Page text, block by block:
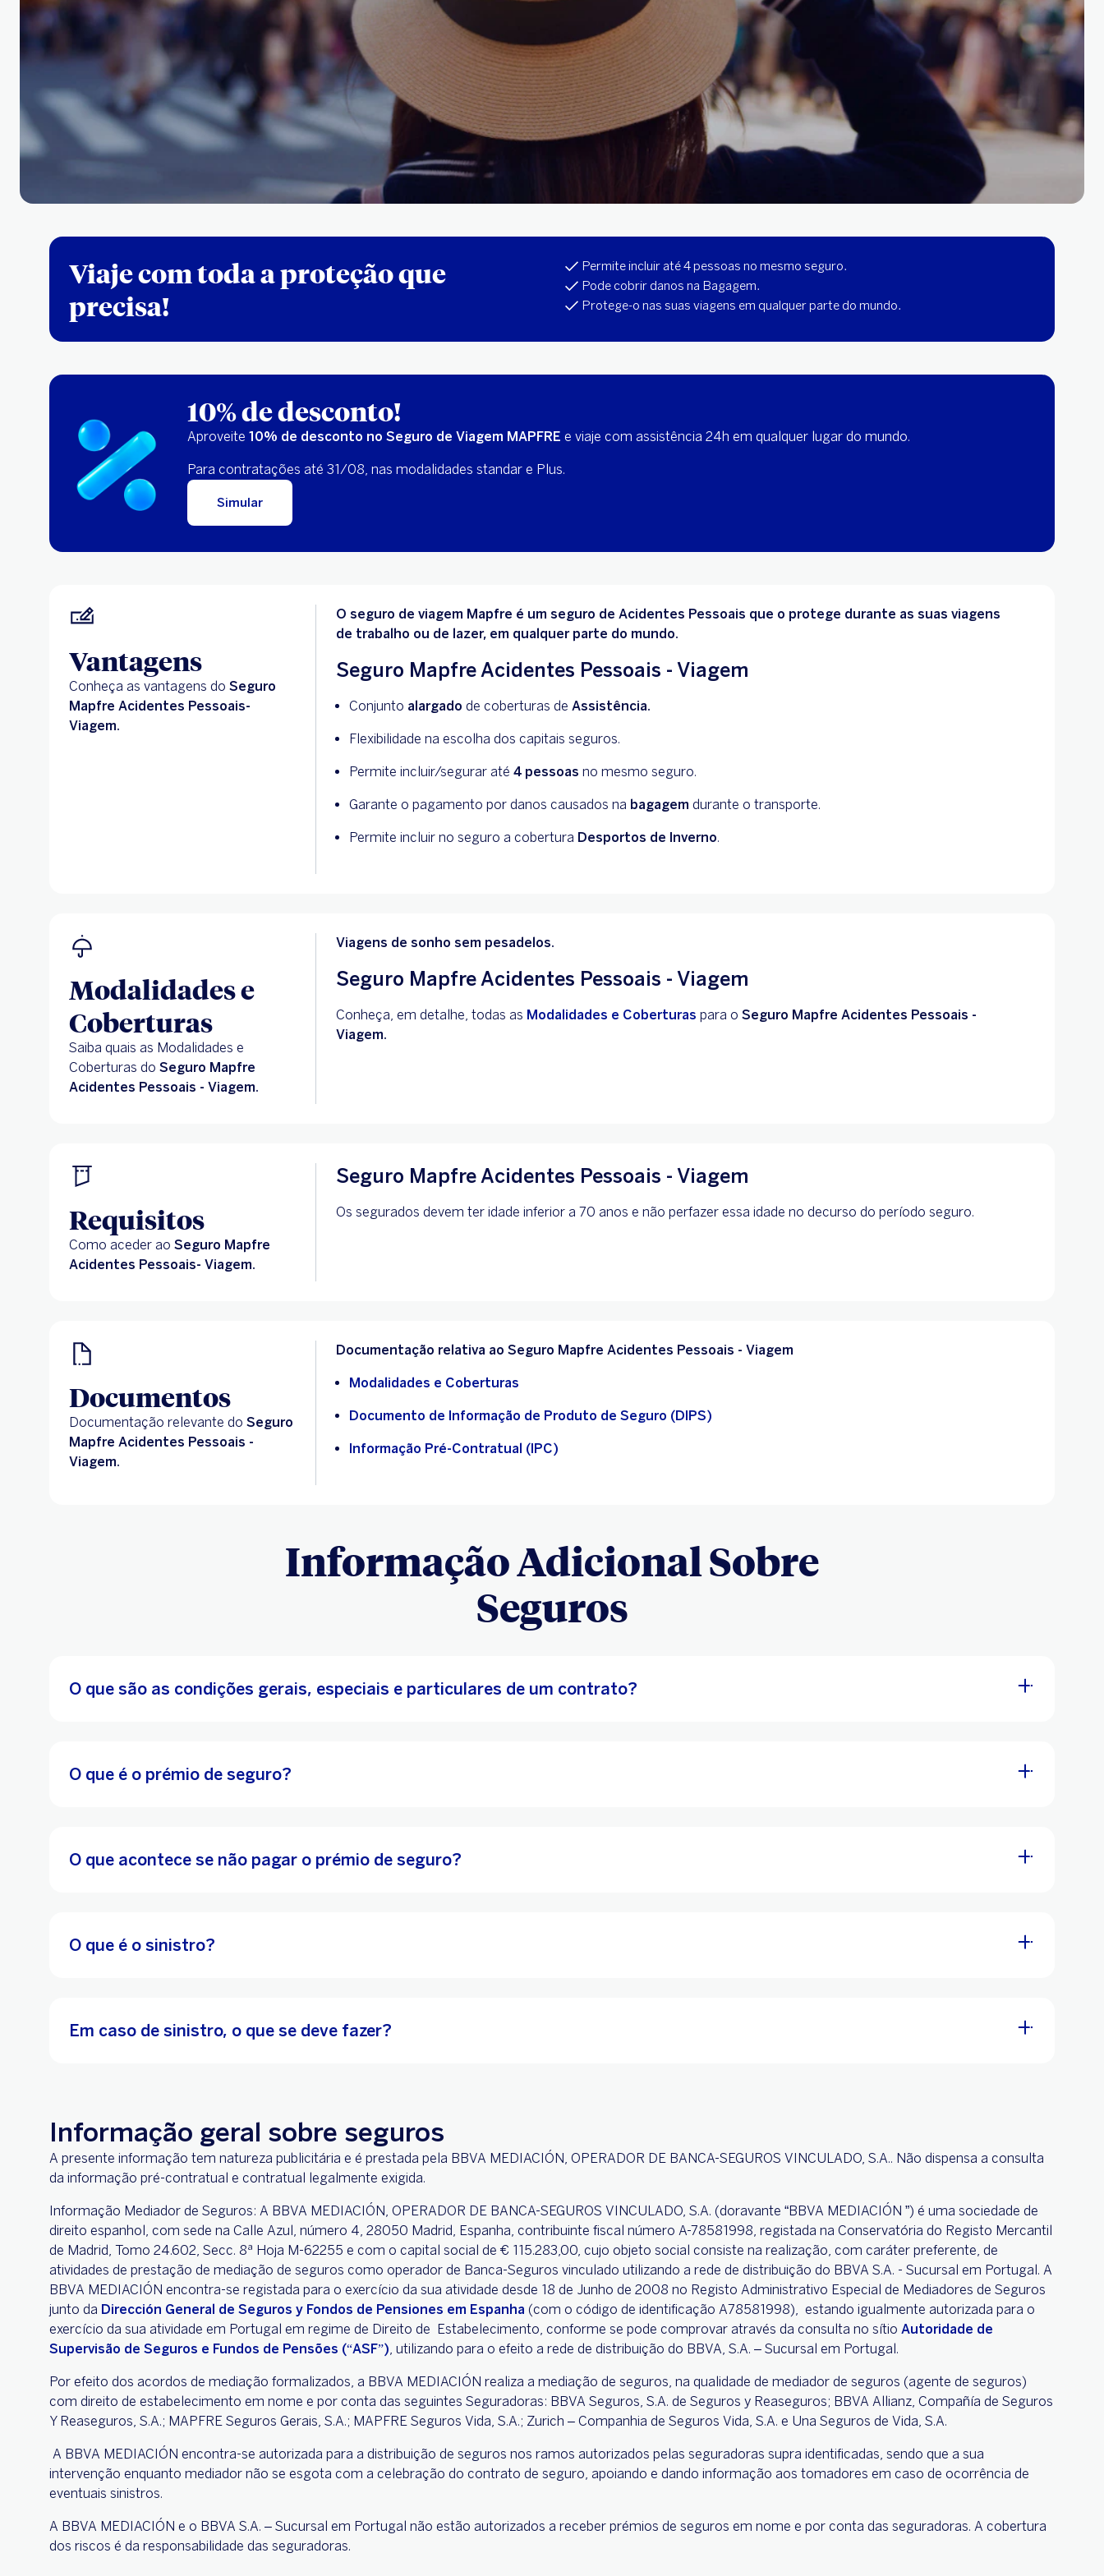
Viaje com toda a proteção que
precisa!
Permite incluir até 4 pessoas no mesmo seguro.
Pode cobrir danos na Bagagem.
Protege-o nas suas viagens em qualquer parte do mundo.
10% de desconto!
Aproveite 10% de desconto no Seguro de Viagem MAPFRE e viaje com assistência 24h em qualquer lugar do mundo.
Para contratações até 31/08, nas modalidades standar e Plus.
Simular
Vantagens
Conheça as vantagens do Seguro
Mapfre Acidentes Pessoais-
Viagem.
O seguro de viagem Mapfre é um seguro de Acidentes Pessoais que o protege durante as suas viagens
de trabalho ou de lazer, em qualquer parte do mundo.
Seguro Mapfre Acidentes Pessoais - Viagem
Conjunto alargado de coberturas de Assistência.
Flexibilidade na escolha dos capitais seguros.
Permite incluir/segurar até 4 pessoas no mesmo seguro.
Garante o pagamento por danos causados na bagagem durante o transporte.
Permite incluir no seguro a cobertura Desportos de Inverno.
Modalidades e
Coberturas
Saiba quais as Modalidades e
Coberturas do Seguro Mapfre
Acidentes Pessoais - Viagem.
Viagens de sonho sem pesadelos.
Seguro Mapfre Acidentes Pessoais - Viagem
Conheça, em detalhe, todas as Modalidades e Coberturas para o Seguro Mapfre Acidentes Pessoais -
Viagem.
Requisitos
Como aceder ao Seguro Mapfre
Acidentes Pessoais- Viagem.
Seguro Mapfre Acidentes Pessoais - Viagem
Os segurados devem ter idade inferior a 70 anos e não perfazer essa idade no decurso do período seguro.
Documentos
Documentação relevante do Seguro
Mapfre Acidentes Pessoais -
Viagem.
Documentação relativa ao Seguro Mapfre Acidentes Pessoais - Viagem
Modalidades e Coberturas
Documento de Informação de Produto de Seguro (DIPS)
Informação Pré-Contratual (IPC)
Informação Adicional Sobre
Seguros
O que são as condições gerais, especiais e particulares de um contrato?
O que é o prémio de seguro?
O que acontece se não pagar o prémio de seguro?
O que é o sinistro?
Em caso de sinistro, o que se deve fazer?
Informação geral sobre seguros
A presente informação tem natureza publicitária e é prestada pela BBVA MEDIACIÓN, OPERADOR DE BANCA-SEGUROS VINCULADO, S.A.. Não dispensa a consulta
da informação pré-contratual e contratual legalmente exigida.
Informação Mediador de Seguros: A BBVA MEDIACIÓN, OPERADOR DE BANCA-SEGUROS VINCULADO, S.A. (doravante “BBVA MEDIACIÓN ”) é uma sociedade de
direito espanhol, com sede na Calle Azul, número 4, 28050 Madrid, Espanha, contribuinte fiscal número A-78581998, registada na Conservatória do Registo Mercantil
de Madrid, Tomo 24.602, Secc. 8ª Hoja M-62255 e com o capital social de € 115.283,00, cujo objeto social consiste na realização, com caráter preferente, de
atividades de prestação de mediação de seguros como operador de Banca-Seguros vinculado utilizando a rede de distribuição do BBVA S.A. - Sucursal em Portugal. A
BBVA MEDIACIÓN encontra-se registada para o exercício da sua atividade desde 18 de Junho de 2008 no Registo Administrativo Especial de Mediadores de Seguros
junto da Dirección General de Seguros y Fondos de Pensiones em Espanha (com o código de identificação A78581998), estando igualmente autorizada para o
exercício da sua atividade em Portugal em regime de Direito de Estabelecimento, conforme se pode comprovar através da consulta no sítio Autoridade de
Supervisão de Seguros e Fundos de Pensões (“ASF”), utilizando para o efeito a rede de distribuição do BBVA, S.A. – Sucursal em Portugal.
Por efeito dos acordos de mediação formalizados, a BBVA MEDIACIÓN realiza a mediação de seguros, na qualidade de mediador de seguros (agente de seguros)
com direito de estabelecimento em nome e por conta das seguintes Seguradoras: BBVA Seguros, S.A. de Seguros y Reaseguros; BBVA Allianz, Compañía de Seguros
Y Reaseguros, S.A.; MAPFRE Seguros Gerais, S.A.; MAPFRE Seguros Vida, S.A.; Zurich – Companhia de Seguros Vida, S.A. e Una Seguros de Vida, S.A.
A BBVA MEDIACIÓN encontra-se autorizada para a distribuição de seguros nos ramos autorizados pelas seguradoras supra identificadas, sendo que a sua
intervenção enquanto mediador não se esgota com a celebração do contrato de seguro, apoiando e dando informação aos tomadores em caso de ocorrência de
eventuais sinistros.
A BBVA MEDIACIÓN e o BBVA S.A. – Sucursal em Portugal não estão autorizados a receber prémios de seguros em nome e por conta das seguradoras. A cobertura
dos riscos é da responsabilidade das seguradoras.